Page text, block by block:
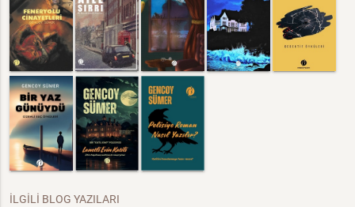
İLGİLİ BLOG YAZILARI